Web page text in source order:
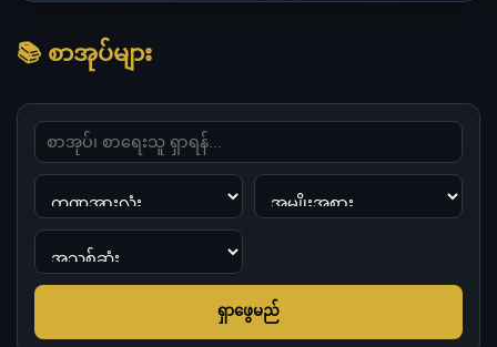
📚 စာအုပ်များ
ရှာဖွေမည်